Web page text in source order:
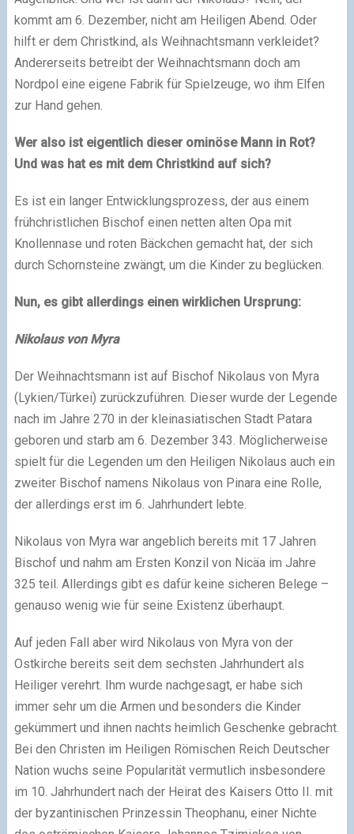
kommt am 6. Dezember, nicht am Heiligen Abend. Oder
hilft er dem Christkind, als Weihnachtsmann verkleidet?
Andererseits betreibt der Weihnachtsmann doch am
Nordpol eine eigene Fabrik für Spielzeuge, wo ihm Elfen
zur Hand gehen.
Wer also ist eigentlich dieser ominöse Mann in Rot?
Und was hat es mit dem Christkind auf sich?
Es ist ein langer Entwicklungsprozess, der aus einem
frühchristlichen Bischof einen netten alten Opa mit
Knollennase und roten Bäckchen gemacht hat, der sich
durch Schornsteine zwängt, um die Kinder zu beglücken.
Nun, es gibt allerdings einen wirklichen Ursprung:
Nikolaus von Myra
Der Weihnachtsmann ist auf Bischof Nikolaus von Myra
(Lykien/Türkei) zurückzuführen. Dieser wurde der Legende
nach im Jahre 270 in der kleinasiatischen Stadt Patara
geboren und starb am 6. Dezember 343. Möglicherweise
spielt für die Legenden um den Heiligen Nikolaus auch ein
zweiter Bischof namens Nikolaus von Pinara eine Rolle,
der allerdings erst im 6. Jahrhundert lebte.
Nikolaus von Myra war angeblich bereits mit 17 Jahren
Bischof und nahm am Ersten Konzil von Nicäa im Jahre
325 teil. Allerdings gibt es dafür keine sicheren Belege –
genauso wenig wie für seine Existenz überhaupt.
Auf jeden Fall aber wird Nikolaus von Myra von der
Ostkirche bereits seit dem sechsten Jahrhundert als
Heiliger verehrt. Ihm wurde nachgesagt, er habe sich
immer sehr um die Armen und besonders die Kinder
gekümmert und ihnen nachts heimlich Geschenke gebracht.
Bei den Christen im Heiligen Römischen Reich Deutscher
Nation wuchs seine Popularität vermutlich insbesondere
im 10. Jahrhundert nach der Heirat des Kaisers Otto II. mit
der byzantinischen Prinzessin Theophanu, einer Nichte